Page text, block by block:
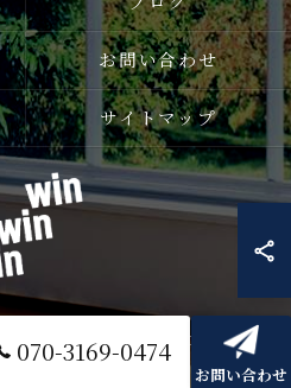
070-3169-0474
お問い合わせ
お問い合わせ
サイトマップ
ィルムならwin win win ALL RIGHTS